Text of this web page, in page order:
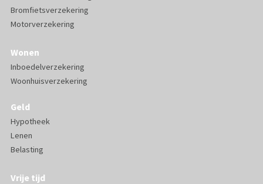
Bromfietsverzekering
Motorverzekering
Wonen
Inboedelverzekering
Woonhuisverzekering
Geld
Hypotheek
Lenen
Belasting
Vrije tijd